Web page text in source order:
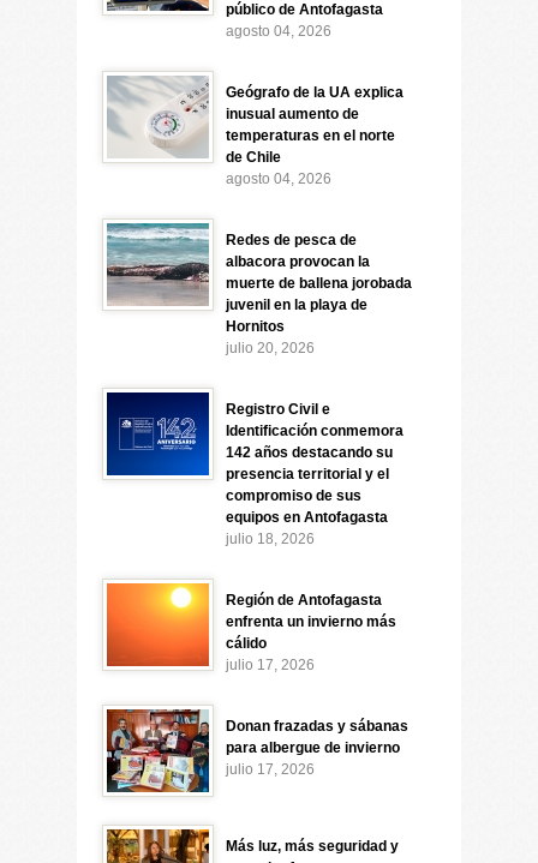
público de Antofagasta
agosto 04, 2026
Geógrafo de la UA explica
inusual aumento de
temperaturas en el norte
de Chile
agosto 04, 2026
Redes de pesca de
albacora provocan la
muerte de ballena jorobada
juvenil en la playa de
Hornitos
julio 20, 2026
Registro Civil e
Identificación conmemora
142 años destacando su
presencia territorial y el
compromiso de sus
equipos en Antofagasta
julio 18, 2026
Región de Antofagasta
enfrenta un invierno más
cálido
julio 17, 2026
Donan frazadas y sábanas
para albergue de invierno
julio 17, 2026
Más luz, más seguridad y